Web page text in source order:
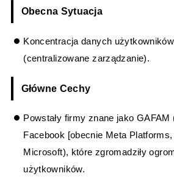
Obecna Sytuacja
Koncentracja danych
(centralizowane zarządzanie).
Główne Cechy
Powstały firmy znane jako GAFAM
Facebook [obecnie Meta
Microsoft), które zgromadziły
użytkowników.